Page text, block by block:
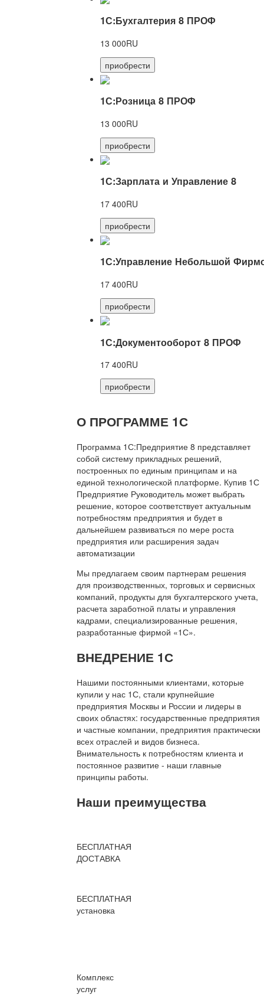
1С:Бухгалтерия 8 ПРОФ
13 000RU
приобрести
1С:Розница 8 ПРОФ
13 000RU
приобрести
1С:Зарплата и Управление 8
17 400RU
приобрести
1С:Управление Небольшой
17 400RU
приобрести
1С:Документооборот 8 ПРОФ
17 400RU
приобрести
О ПРОГРАММЕ 1С
Программа 1С:Предприятие 8 представляет
собой систему прикладных решений,
построенных по единым принципам и на
единой технологической платформе. Купив 1С
Предприятие Руководитель может выбрать
решение, которое соответствует актуальным
потребностям предприятия и будет в
дальнейшем развиваться по мере роста
предприятия или расширения задач
автоматизации
Мы предлагаем своим партнерам решения
для производственных, торговых и сервисных
компаний, продукты для бухгалтерского учета,
расчета заработной платы и управления
кадрами, специализированные решения,
разработанные фирмой «1С».
ВНЕДРЕНИЕ 1С
Нашими постоянными клиентами, которые
купили у нас 1С, стали крупнейшие
предприятия Москвы и России и лидеры в
своих областях: государственные предприятия
и частные компании, предприятия практически
всех отраслей и видов бизнеса.
Внимательность к потребностям клиента и
постоянное развитие - наши главные
принципы работы.
Наши преимущества
БЕСПЛАТНАЯ
ДОСТАВКА
БЕСПЛАТНАЯ
установка
Комплекс
услуг